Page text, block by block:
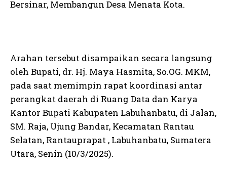
Bersinar, Membangun Desa Menata Kota.
Arahan tersebut disampaikan secara langsung
oleh Bupati, dr. Hj. Maya Hasmita, So.OG. MKM,
pada saat memimpin rapat koordinasi antar
perangkat daerah di Ruang Data dan Karya
Kantor Bupati Kabupaten Labuhanbatu, di Jalan,
SM. Raja, Ujung Bandar, Kecamatan Rantau
Selatan, Rantauprapat , Labuhanbatu, Sumatera
Utara, Senin (10/3/2025).